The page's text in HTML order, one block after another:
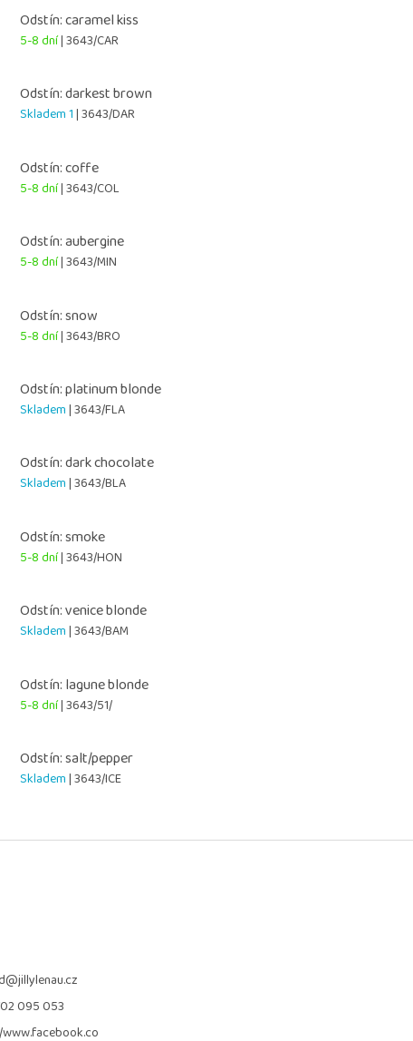
Odstín: caramel kiss
5-8 dní| 3643/CAR
Odstín: darkest brown
Skladem 1| 3643/DAR
Odstín: coffe
5-8 dní| 3643/COL
Odstín: aubergine
5-8 dní| 3643/MIN
Odstín: snow
5-8 dní| 3643/BRO
Odstín: platinum blonde
Skladem| 3643/FLA
Odstín: dark chocolate
Skladem| 3643/BLA
Odstín: smoke
5-8 dní| 3643/HON
Odstín: venice blonde
Skladem| 3643/BAM
Odstín: lagune blonde
5-8 dní| 3643/51/
Odstín: salt/pepper
Skladem| 3643/ICE
@jillylenau.cz
095 053